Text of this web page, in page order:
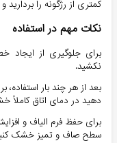
کمتری از رژگونه را بردارید و
نکات مهم در استفاده
برای جلوگیری از ایجاد
نکشید.
بعد از هر چند بار استفاده،
دهید در دمای اتاق کاملاً
برای حفظ فرم الیاف و
سطح صاف و تمیز خشک